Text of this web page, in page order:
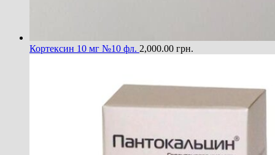
Кортексин 10 мг №10 фл. 2,000.00 грн.